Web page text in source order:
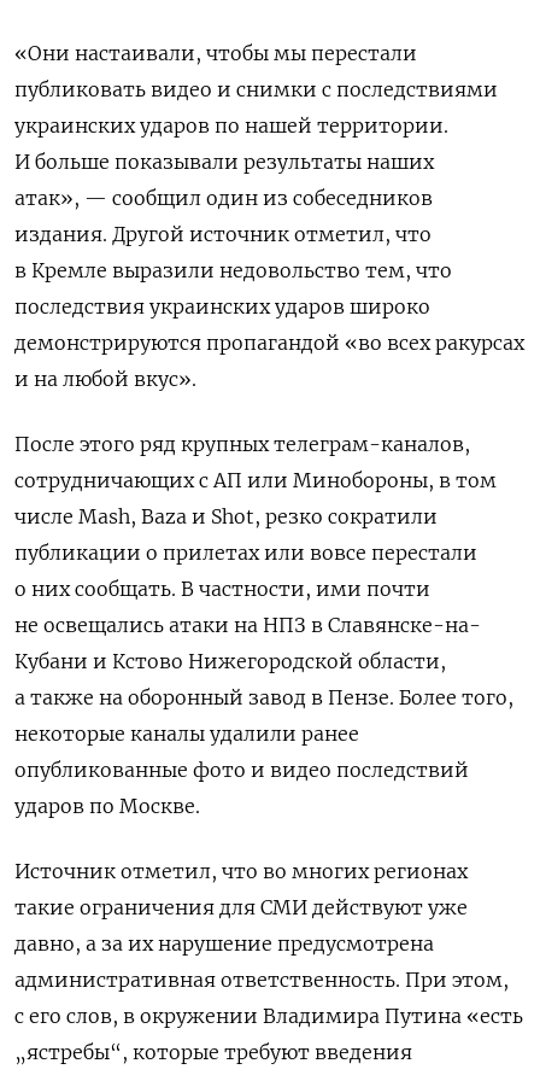
«Они настаивали, чтобы мы перестали
публиковать видео и снимки с последствиями
украинских ударов по нашей территории.
И больше показывали результаты наших
атак», — сообщил один из собеседников
издания. Другой источник отметил, что
в Кремле выразили недовольство тем, что
последствия украинских ударов широко
демонстрируются пропагандой «во всех ракурсах
и на любой вкус».
После этого ряд крупных телеграм-каналов,
сотрудничающих с АП или Минобороны, в том
числе Mash, Baza и Shot, резко сократили
публикации о прилетах или вовсе перестали
о них сообщать. В частности, ими почти
не освещались атаки на НПЗ в Славянске-на-
Кубани и Кстово Нижегородской области,
а также на оборонный завод в Пензе. Более того,
некоторые каналы удалили ранее
опубликованные фото и видео последствий
ударов по Москве.
Источник отметил, что во многих регионах
такие ограничения для СМИ действуют уже
давно, а за их нарушение предусмотрена
административная ответственность. При этом,
с его слов, в окружении Владимира Путина «есть
„ястребы“, которые требуют введения